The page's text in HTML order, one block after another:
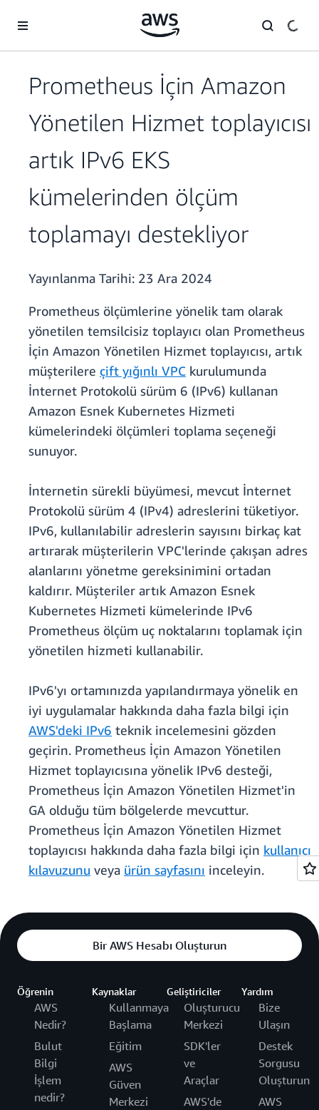
Prometheus İçin Amazon
Yönetilen Hizmet toplayıcısı
artık IPv6 EKS
kümelerinden ölçüm
toplamayı destekliyor
Yayınlanma Tarihi: 23 Ara 2024
Prometheus ölçümlerine yönelik tam olarak
yönetilen temsilcisiz toplayıcı olan Prometheus
İçin Amazon Yönetilen Hizmet toplayıcısı, artık
müşterilere çift yığınlı VPC kurulumunda
İnternet Protokolü sürüm 6 (IPv6) kullanan
Amazon Esnek Kubernetes Hizmeti
kümelerindeki ölçümleri toplama seçeneği
sunuyor.
İnternetin sürekli büyümesi, mevcut İnternet
Protokolü sürüm 4 (IPv4) adreslerini tüketiyor.
IPv6, kullanılabilir adreslerin sayısını birkaç kat
artırarak müşterilerin VPC'lerinde çakışan adres
alanlarını yönetme gereksinimini ortadan
kaldırır. Müşteriler artık Amazon Esnek
Kubernetes Hizmeti kümelerinde IPv6
Prometheus ölçüm uç noktalarını toplamak için
yönetilen hizmeti kullanabilir.
IPv6'yı ortamınızda yapılandırmaya yönelik en
iyi uygulamalar hakkında daha fazla bilgi için
AWS'deki IPv6 teknik incelemesini gözden
geçirin. Prometheus İçin Amazon Yönetilen
Hizmet toplayıcısına yönelik IPv6 desteği,
Prometheus İçin Amazon Yönetilen Hizmet'in
GA olduğu tüm bölgelerde mevcuttur.
Prometheus İçin Amazon Yönetilen Hizmet
toplayıcısı hakkında daha fazla bilgi için kullanıcı
kılavuzunu veya ürün sayfasını inceleyin.
Bir AWS Hesabı Oluşturun
Öğrenin
AWS
Nedir?
Bulut
Bilgi
İşlem
nedir?
Kaynaklar
Kullanmaya
Başlama
Eğitim
AWS
Güven
Merkezi
Geliştiriciler
Oluşturucu
Merkezi
SDK'ler
ve
Araçlar
AWS'de
Yardım
Bize
Ulaşın
Destek
Sorgusu
Oluşturun
AWS